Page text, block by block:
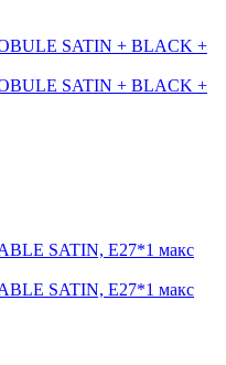
SATIN + BLACK +
SATIN + BLACK +
SATIN, E27*1 макс
SATIN, E27*1 макс